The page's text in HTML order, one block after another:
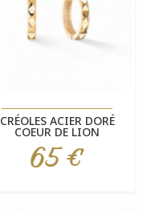
CRÉOLES ACIER DORÉ
COEUR DE LION
Prix
65 €